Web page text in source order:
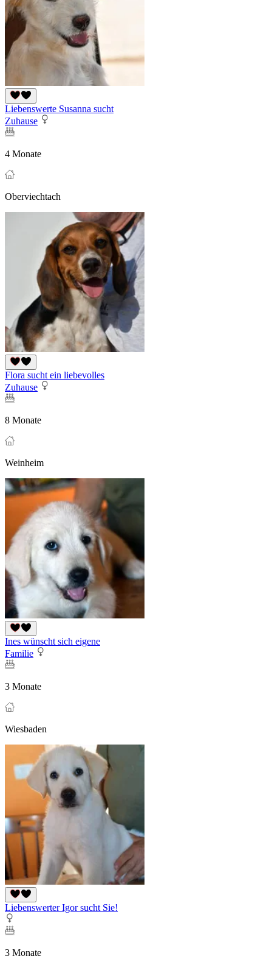
Liebenswerte Susanna sucht
Zuhause
4 Monate
Oberviechtach
Flora sucht ein liebevolles
Zuhause
8 Monate
Weinheim
Ines wünscht sich eigene
Familie
3 Monate
Wiesbaden
Liebenswerter Igor sucht Sie!
3 Monate